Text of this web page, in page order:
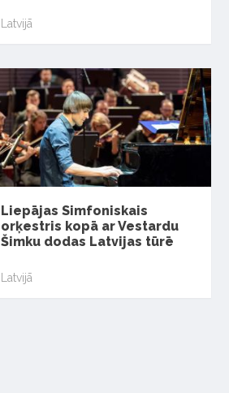
Latvijā
Liepājas Simfoniskais
orķestris kopā ar Vestardu
Šimku dodas Latvijas tūrē
Latvijā